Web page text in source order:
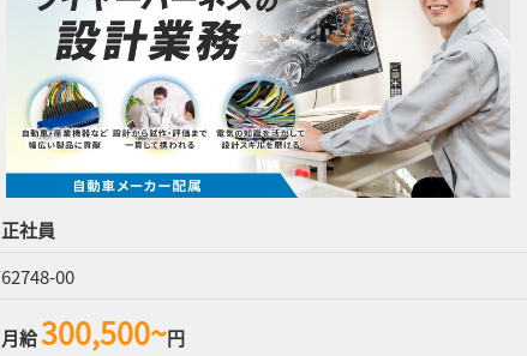
正社員
62748-00
月給300,500~円